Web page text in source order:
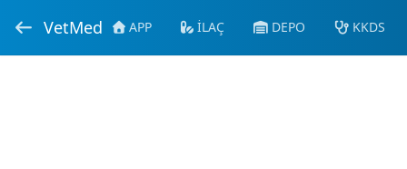
VetMed APP İLAÇ DEPO KKDS